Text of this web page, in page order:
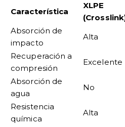
Característica
XLPE
Absorción de
impacto
Alta
Recuperación a
compresión
Excelente
Absorción de
agua
No
Resistencia
química
Alta